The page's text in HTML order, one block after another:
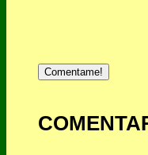
Comentame!